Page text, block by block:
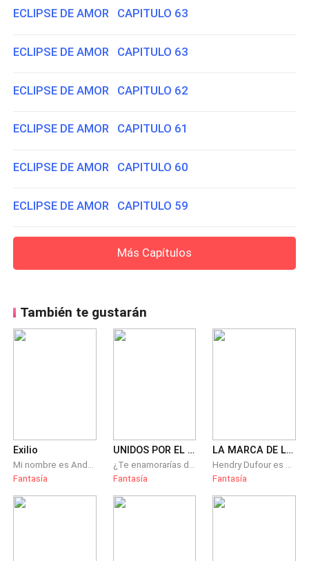
ECLIPSE DE AMOR CAPITULO 63
ECLIPSE DE AMOR CAPITULO 63
ECLIPSE DE AMOR CAPITULO 62
ECLIPSE DE AMOR CAPITULO 61
ECLIPSE DE AMOR CAPITULO 60
ECLIPSE DE AMOR CAPITULO 59
Más Capítulos
También te gustarán
Exilio
Fantasía
UNIDOS POR EL DESTINO
Fantasía
LA MARCA DE LA BESTIA
Fantasía